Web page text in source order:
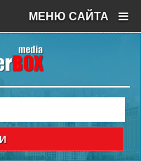
МЕНЮ САЙТА